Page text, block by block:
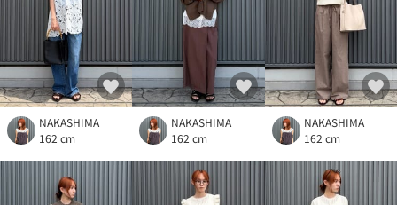
NAKASHIMA
162 cm
NAKASHIMA
162 cm
NAKASHIMA
162 cm